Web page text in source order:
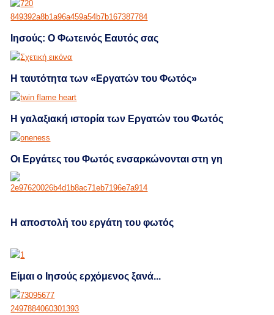
Ιησούς: Ο Φωτεινός Εαυτός σας
Η ταυτότητα των «Εργατών του Φωτός»
Η γαλαξιακή ιστορία των Εργατών του Φωτός
Οι Εργάτες του Φωτός ενσαρκώνονται στη γη
H αποστολή του εργάτη του φωτός
Είμαι ο Ιησούς ερχόμενος ξανά...